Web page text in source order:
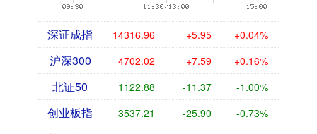
深证成指 14316.96 +5.95 +0.04%
沪深300 4702.02 +7.59 +0.16%
北证50 1122.88 -11.37 -1.00%
创业板指 3537.21 -25.90 -0.73%